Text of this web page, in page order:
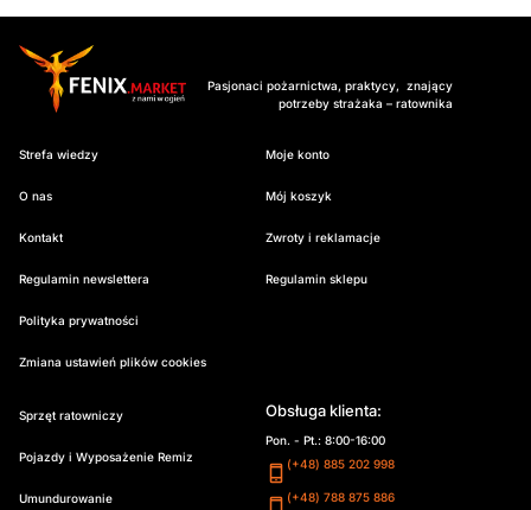
Pasjonaci pożarnictwa, praktycy, znający
potrzeby strażaka – ratownika
Strefa wiedzy
O nas
Kontakt
Regulamin newslettera
Polityka prywatności
Zmiana ustawień plików cookies
Moje konto
Mój koszyk
Zwroty i reklamacje
Regulamin sklepu
Sprzęt ratowniczy
Pojazdy i Wyposażenie Remiz
Umundurowanie
Obsługa klienta:
Pon. - Pt.: 8:00-16:00
(+48) 885 202 998
(+48) 788 875 886